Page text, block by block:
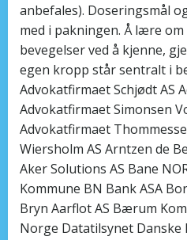
anbefales). Doseringsmål
med i pakningen. Å lære
bevegelser ved å kjenne,
egen kropp står sentralt i
Advokatfirmaet Schjødt AS
Advokatfirmaet Simonsen
Advokatfirmaet
Wiersholm AS Arntzen de
Aker Solutions AS Bane
Kommune BN Bank ASA
Bryn Aarflot AS Bærum
Norge Datatilsynet Danske